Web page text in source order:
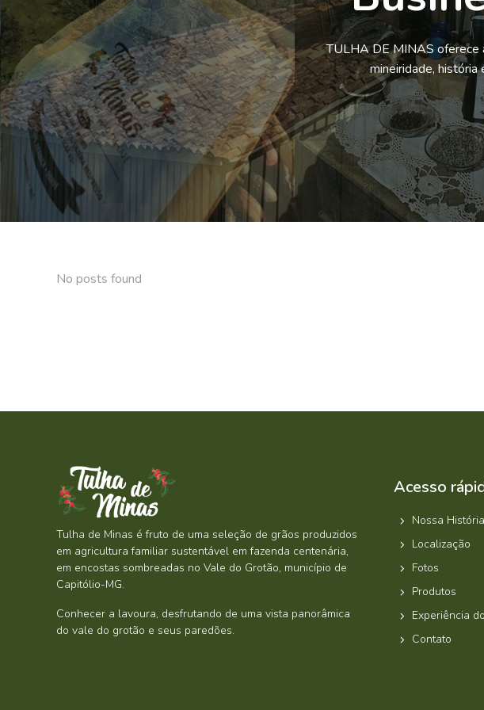
TULHA DE MINAS oferece
mineiridade, história
No posts found
Tulha de Minas é fruto de uma seleção de grãos produzidos
em agricultura familiar sustentável em fazenda centenária,
em encostas sombreadas no Vale do Grotão, município de
Capitólio-MG.
Conhecer a lavoura, desfrutando de uma vista panorâmica
do vale do grotão e seus paredões.
Acesso
Nossa História
Localização
Fotos
Produtos
Experiência
Contato